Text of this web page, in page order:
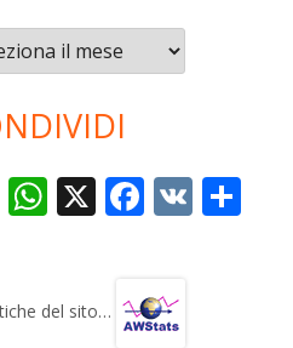
T
gr
W
s
X F
b
V
del sito…